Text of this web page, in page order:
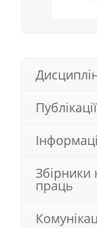
Збірники
праць